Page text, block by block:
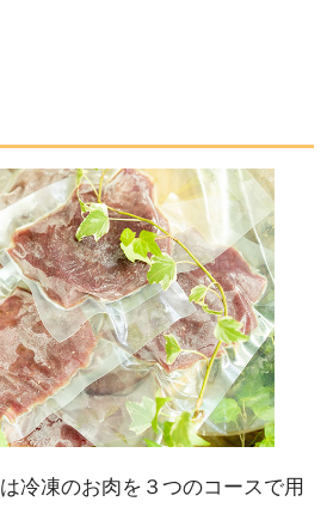
は冷凍のお肉を３つのコースで用